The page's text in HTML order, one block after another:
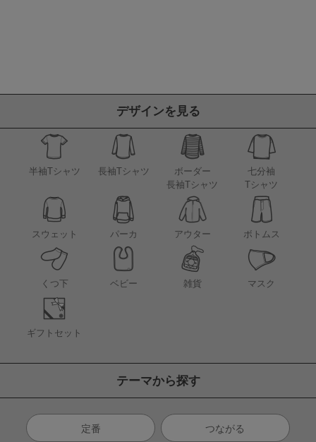
デザインを見る
半袖Tシャツ 長袖Tシャツ
ボーダー
長袖Tシャツ
七分袖
Tシャツ
スウェット パーカ アウター ボトムス
くつ下 ベビー 雑貨 マスク
ギフトセット
テーマから探す
定番 つながる